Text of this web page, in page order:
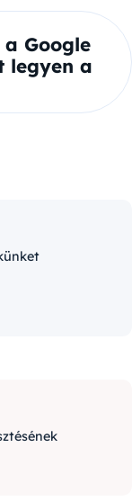
Google
legyen a